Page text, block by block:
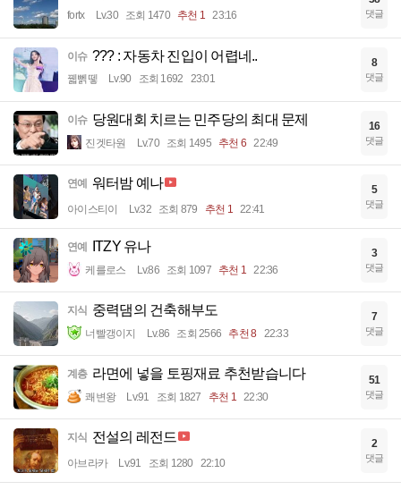
fortx Lv.30 조회 1470 추천 1 23:16 댓글
이슈 ??? : 자동차 진입이 어렵네..
꿻뻵뗗 Lv.90 조회 1692 23:01
8
댓글
이슈 당원대회 치르는 민주당의 최대 문제
진겟타원 Lv.70 조회 1495 추천 6 22:49
16
댓글
연예 워터밤 예나
아이스티이 Lv.32 조회 879 추천 1 22:41
5
댓글
연예 ITZY 유나
케를로스 Lv.86 조회 1097 추천 1 22:36
3
댓글
지식 중력댐의 건축해부도
너빨갱이지 Lv.86 조회 2566 추천 8 22:33
7
댓글
계층 라면에 넣을 토핑재료 추천받습니다
쾌변왕 Lv.91 조회 1827 추천 1 22:30
51
댓글
지식 전설의 레전드
아브라카 Lv.91 조회 1280 22:10
2
댓글